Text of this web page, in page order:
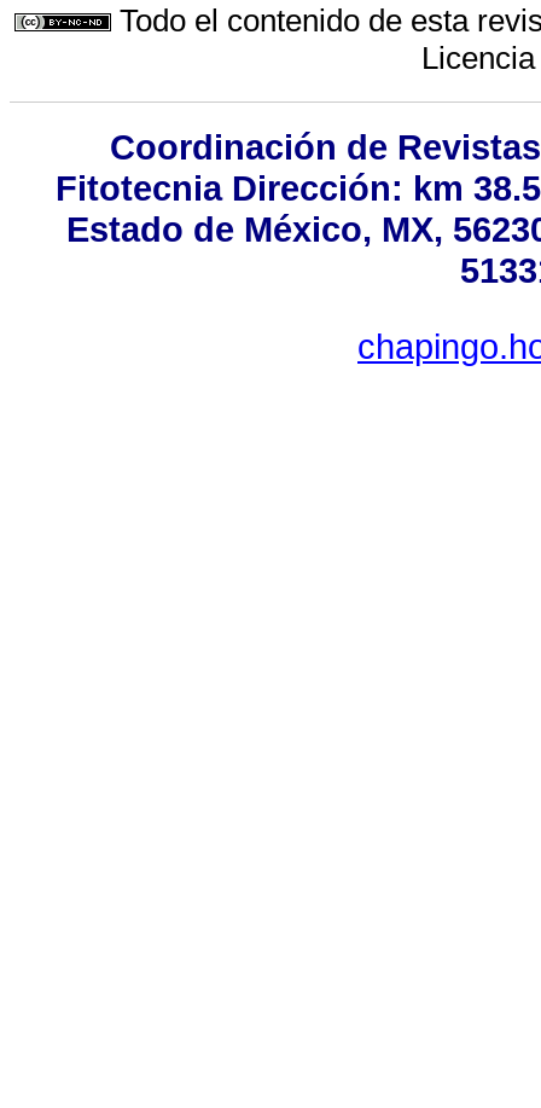
Todo el contenido de esta
Coordinación de
Fitotecnia Dirección: km
Estado de México, MX,